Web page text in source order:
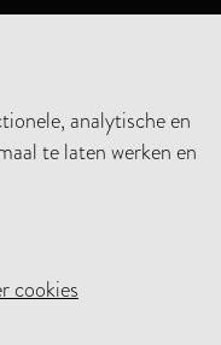
analytische en
te laten werken en
cookies